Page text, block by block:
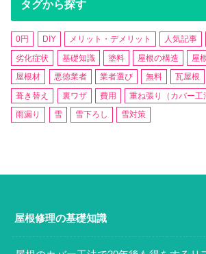
タグから探す
0円 DIY メリット・デメリット 人気記事
劣化症状
基礎知識 塗料 屋根の構造 屋
屋根材
悪徳業者 業者選び 無料 瓦屋根
葺き替え
裏ワザ 費用 重ね張り（カバー工
雨漏り
雪 雪下ろし 雪対策
屋根修理の基礎知識